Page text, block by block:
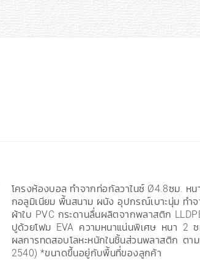
โครงห้องบอล ทำจากท่อกัลวาไนซ์ Ø4.8ซม. ห
กอลูมิเนียม พื้นสนาม ผนัง อุปกรณ์เบาะนุ่ม ทำ
ผ้าใบ PVC กระดานลื่นผลิตจากพลาสติก
ปูด้วยโฟม EVA ความหนาแน่นพิเศษ หนา 2 ซ
ผลการทดสอบโลหะหนักในชิ้นส่วนพลาสติก ตา
2540) *ขนาดขึ้นอยู่กับพื้นที่ของลูกค้า